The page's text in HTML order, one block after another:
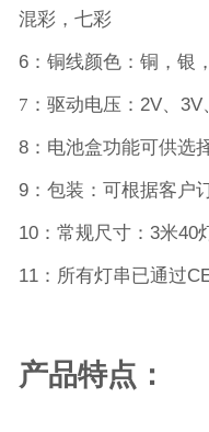
混彩，七彩
6：铜线颜色：铜，银
7：驱动电压： 2V、 3V
8：电池盒功能可供选
9：包装：可根据客户
10：常规尺寸：3米40
11：所有灯串已通过
产品特点：